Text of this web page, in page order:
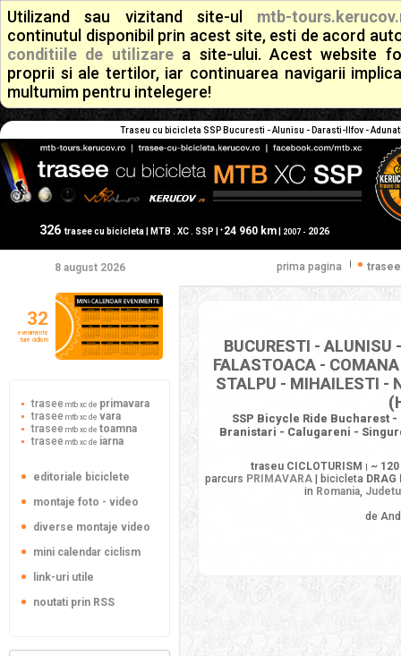
Utilizand sau vizitand site-ul mtb-
continutul disponibil prin acest site, esti de acord
conditiile de utilizarea site-ului. Acest website
proprii si ale tertilor, iar continuarea navigarii
multumim pentru intelegere!
Traseu cu bicicleta SSP Bucuresti - Alunisu - Darasti-Ilfov -
326 trasee cu bicicleta | MTB . XC . SSP | + 24 960 km| 2007 - 2026
8 august 2026 prima pagina
BUCURESTI - ALUNISU
FALASTOACA -
STALPU - MIHAILESTI -
SSP Bicycle Ride Bucharest
Branistari - Calugareni -
traseu CICLOTURISM
~
parcurs PRIMAVARA | bicicleta
in Romania,
de
32
evenimente
ture ciclism
trasee mtb xc de primavara
trasee mtb xc de vara
trasee mtb xc de toamna
trasee mtb xc de iarna
editoriale biciclete
montaje foto - video
diverse montaje video
mini calendar ciclism
link-uri utile
noutati prin RSS